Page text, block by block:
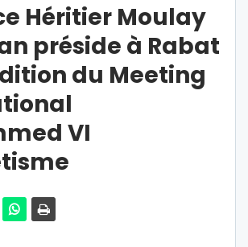
Héritier Moulay
préside à Rabat
du Meeting
VI